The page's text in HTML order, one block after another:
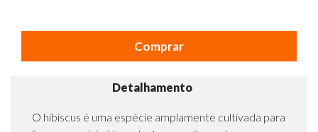
Comprar
Detalhamento
O hibiscus é uma espécie amplamente cultivada para